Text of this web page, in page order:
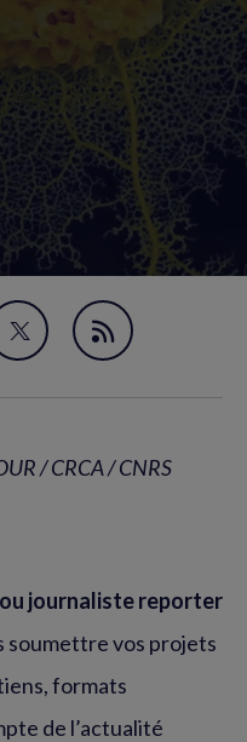
Partager
(nouvelle
Flux
/ CRCA / CNRS
journaliste reporter
soumettre vos projets
formats
de l’actualité